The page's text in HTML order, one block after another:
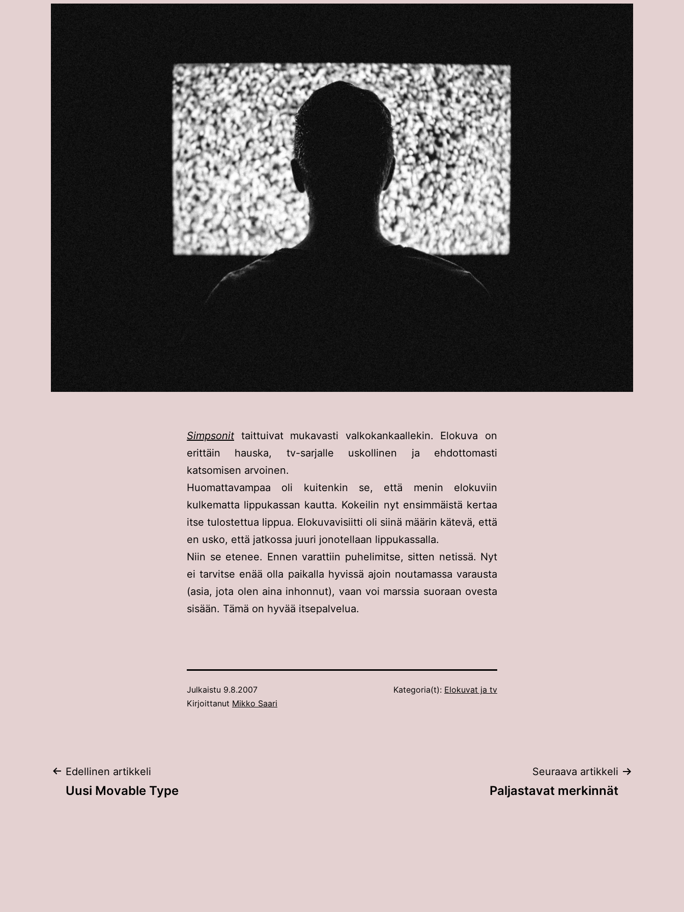
Simpsonit taittuivat mukavasti valkokankaallekin. Elokuva on
erittäin hauska, tv-sarjalle uskollinen ja ehdottomasti
katsomisen arvoinen.
Huomattavampaa oli kuitenkin se, että menin elokuviin
kulkematta lippukassan kautta. Kokeilin nyt ensimmäistä kertaa
itse tulostettua lippua. Elokuvavisiitti oli siinä määrin kätevä, että
en usko, että jatkossa juuri jonotellaan lippukassalla.
Niin se etenee. Ennen varattiin puhelimitse, sitten netissä. Nyt
ei tarvitse enää olla paikalla hyvissä ajoin noutamassa varausta
(asia, jota olen aina inhonnut), vaan voi marssia suoraan ovesta
sisään. Tämä on hyvää itsepalvelua.
Julkaistu 9.8.2007
Kirjoittanut Mikko Saari
Kategoria(t): Elokuvat ja tv
Artikkelien
Edellinen artikkeli
Uusi Movable Type
Seuraava artikkeli
Paljastavat merkinnät